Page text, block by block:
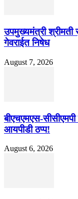
उपमुख्यमंत्री श्रीमती
गेवराईत निषेध
August 7, 2026
बीएचएमएस-सीसीएमपी
आयपीडी ठप्प!
August 6, 2026